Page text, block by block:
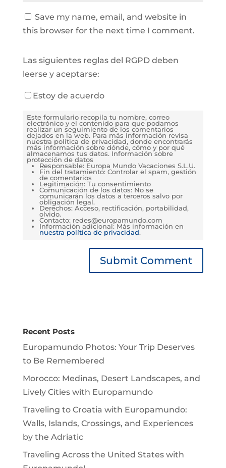
Save my name, email, and website in
this browser for the next time I comment.
Las siguientes reglas del RGPD deben
leerse y aceptarse:
Estoy de acuerdo
Este formulario recopila tu nombre, correo
electrónico y el contenido para que podamos
realizar un seguimiento de los comentarios
dejados en la web. Para más información revisa
nuestra política de privacidad, donde encontrarás
más información sobre dónde, cómo y por qué
almacenamos tus datos. Información sobre
protección de datos
Responsable: Europa Mundo Vacaciones S.L.U.
Fin del tratamiento: Controlar el spam, gestión
de comentarios
Legitimación: Tu consentimiento
Comunicación de los datos: No se
comunicarán los datos a terceros salvo por
obligación legal.
Derechos: Acceso, rectificación, portabilidad,
olvido.
Contacto: redes@europamundo.com
Información adicional: Más información en
nuestra política de privacidad.
Recent Posts
Europamundo Photos: Your Trip Deserves
to Be Remembered
Morocco: Medinas, Desert Landscapes, and
Lively Cities with Europamundo
Traveling to Croatia with Europamundo:
Walls, Islands, Crossings, and Experiences
by the Adriatic
Traveling Across the United States with